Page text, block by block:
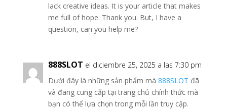
lack creative ideas. It is your article that makes
me full of hope. Thank you. But, I have a
question, can you help me?
888SLOT el diciembre 25, 2025 a las 7:30 pm
Dưới đây là những sản phẩm mà 888SLOT đã
và đang cung cấp tại trang chủ chính thức mà
bạn có thể lựa chọn trong mỗi lần truy cập.